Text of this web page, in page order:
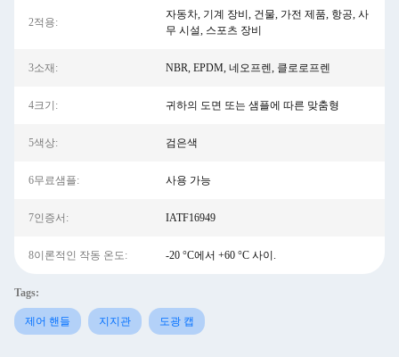
2적용:
자동차, 기계 장비, 건물, 가전 제품, 항공, 사
무 시설, 스포츠 장비
3소재: NBR, EPDM, 네오프렌, 클로로프렌
4크기: 귀하의 도면 또는 샘플에 따른 맞춤형
5색상: 검은색
6무료샘플: 사용 가능
7인증서: IATF16949
8이론적인 작동 온도: -20 °C에서 +60 °C 사이.
Tags:
제어 핸들 지지관 도광 캡